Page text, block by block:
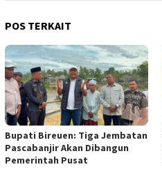
POS TERKAIT
Bupati Bireuen: Tiga Jembatan
Pascabanjir Akan Dibangun
Pemerintah Pusat